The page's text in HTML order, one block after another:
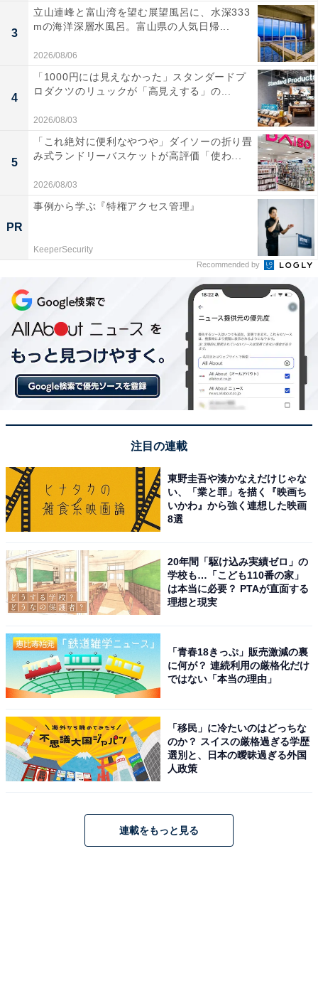
3
立山連峰と富山湾を望む展望風呂に、水深333
mの海洋深層水風呂。富山県の人気日帰...
2026/08/06
4
「1000円には見えなかった」スタンダードプ
ロダクツのリュックが「高見えする」の...
2026/08/03
5
「これ絶対に便利なやつや」ダイソーの折り畳
み式ランドリーバスケットが高評価「使わ...
2026/08/03
PR
事例から学ぶ『特権アクセス管理』
KeeperSecurity
Recommended by
注目の連載
東野圭吾や湊かなえだけじゃな
い、「業と罪」を描く『映画ち
いかわ』から強く連想した映画
8選
20年間「駆け込み実績ゼロ」の
学校も…「こども110番の家」
は本当に必要？ PTAが直面する
理想と現実
「青春18きっぷ」販売激減の裏
に何が？ 連続利用の厳格化だけ
ではない「本当の理由」
「移民」に冷たいのはどっちな
のか？ スイスの厳格過ぎる学歴
選別と、日本の曖昧過ぎる外国
人政策
連載をもっと見る